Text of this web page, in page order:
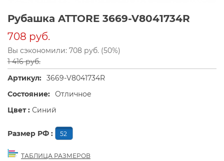
Рубашка ATTORE 3669-V8041734R
708 руб.
Вы сэкономили: 708 руб. (50%)
1 416 руб.
Артикул: 3669-V8041734R
Состояние: Отличное
Цвет : Синий
Размер РФ : 52
ТАБЛИЦА РАЗМЕРОВ